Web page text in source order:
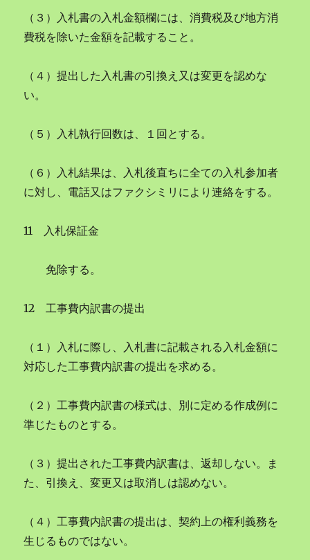
（３）入札書の入札金額欄には、消費税及び地方消
費税を除いた金額を記載すること。
（４）提出した入札書の引換え又は変更を認めな
い。
（５）入札執行回数は、１回とする。
（６）入札結果は、入札後直ちに全ての入札参加者
に対し、電話又はファクシミリにより連絡をする。
11 入札保証金
免除する。
12 工事費内訳書の提出
（１）入札に際し、入札書に記載される入札金額に
対応した工事費内訳書の提出を求める。
（２）工事費内訳書の様式は、別に定める作成例に
準じたものとする。
（３）提出された工事費内訳書は、返却しない。ま
た、引換え、変更又は取消しは認めない。
（４）工事費内訳書の提出は、契約上の権利義務を
生じるものではない。